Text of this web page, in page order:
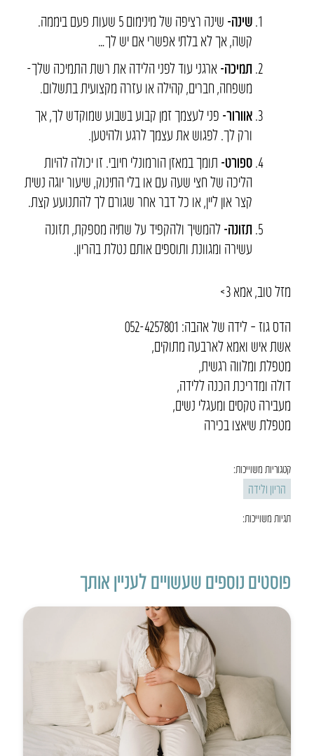
שינה-
שינה רציפה של מינימום 5 שעות פעם ביממה.
קשה, אך לא בלתי אפשרי אם יש לך…
תמיכה- ארגני עוד לפני הלידה את רשת התמיכה שלך-
משפחה, חברים, קהילה או עזרה מקצועית בתשלום.
אוורור- פני לעצמך זמן קבוע בשבוע שמוקדש לך, אך
ורק לך. לפגוש את עצמך לרגע ולהיטען.
ספורט- תומך במאזן הורמונלי חיובי. זו יכולה להיות
הליכה של חצי שעה עם או בלי התינוק, שיעור יוגה נשית
קצר און ליין, או כל דבר אחר שגורם לך להתנועע קצת.
תזונה-להמשיך ולהקפיד על שתיה מספקת, תזונה
עשירה ומגוונת ותוספים אותם נטלת בהריון.
מזל טוב, אמא 3>
הדס גוז – לידה של אהבה: 052-4257801
אשת איש ואמא לארבעה מתוקים,
מטפלת ומלווה רגשית,
דולה ומדריכת הכנה ללידה,
מעבירה טקסים ומעגלי נשים,
מטפלת שיאצו בכירה
קטגוריות משוייכות:
הריון ולידה
תגיות משוייכות:
פוסטים נוספים שעשויים לעניין אותך